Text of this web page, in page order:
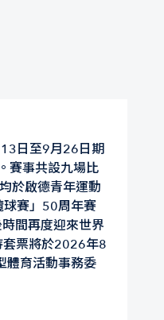
日至9月26日期
賽事共設九場比
於啟德青年運動
賽」50周年賽
間再度迎來世界
套票將於2026年8
體育活動事務委